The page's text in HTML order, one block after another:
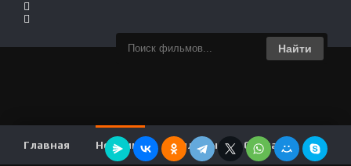
Найти
Главная Новинки Фильмы Сериалы